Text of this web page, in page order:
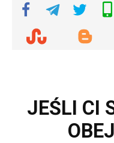
JEŚLI CI